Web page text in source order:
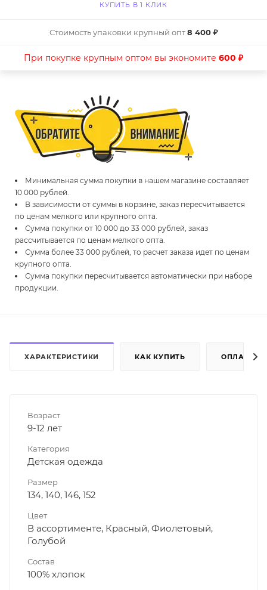
КУПИТЬ В 1 КЛИК
Стоимость упаковки крупный опт8 400 ₽
При покупке крупным оптом вы экономите 600 ₽
Минимальная сумма покупки в нашем магазине составляет
10 000 рублей.
В зависимости от суммы в корзине, заказ пересчитывается
по ценам мелкого или крупного опта.
Сумма покупки от 10 000 до 33 000 рублей, заказ
рассчитывается по ценам мелкого опта.
Сумма более 33 000 рублей, то расчет заказа идет по ценам
крупного опта.
Сумма покупки пересчитывается автоматически при наборе
продукции.
ХАРАКТЕРИСТИКИ КАК КУПИТЬ ОПЛАТА
Возраст
9-12 лет
Категория
Детская одежда
Размер
134, 140, 146, 152
Цвет
В ассортименте, Красный, Фиолетовый,
Голубой
Состав
100% хлопок